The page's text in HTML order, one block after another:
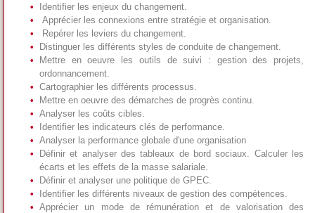
Identifier les enjeux du changement.
Apprécier les connexions entre stratégie et organisation.
Repérer les leviers du changement.
Distinguer les différents styles de conduite de changement.
Mettre en oeuvre les outils de suivi : gestion des projets,
ordonnancement.
Cartographier les différents processus.
Mettre en oeuvre des démarches de progrès continu.
Analyser les coûts cibles.
Identifier les indicateurs clés de performance.
Analyser la performance globale d'une organisation
Définir et analyser des tableaux de bord sociaux. Calculer les
écarts et les effets de la masse salariale.
Définir et analyser une politique de GPEC.
Identifier les différents niveaux de gestion des compétences.
Apprécier un mode de rémunération et de valorisation des